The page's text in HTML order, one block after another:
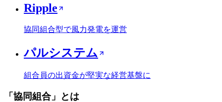
Ripple
協同組合型で風力発電を運営
パルシステム
組合員の出資金が堅実な経営基盤に
「協同組合 」とは